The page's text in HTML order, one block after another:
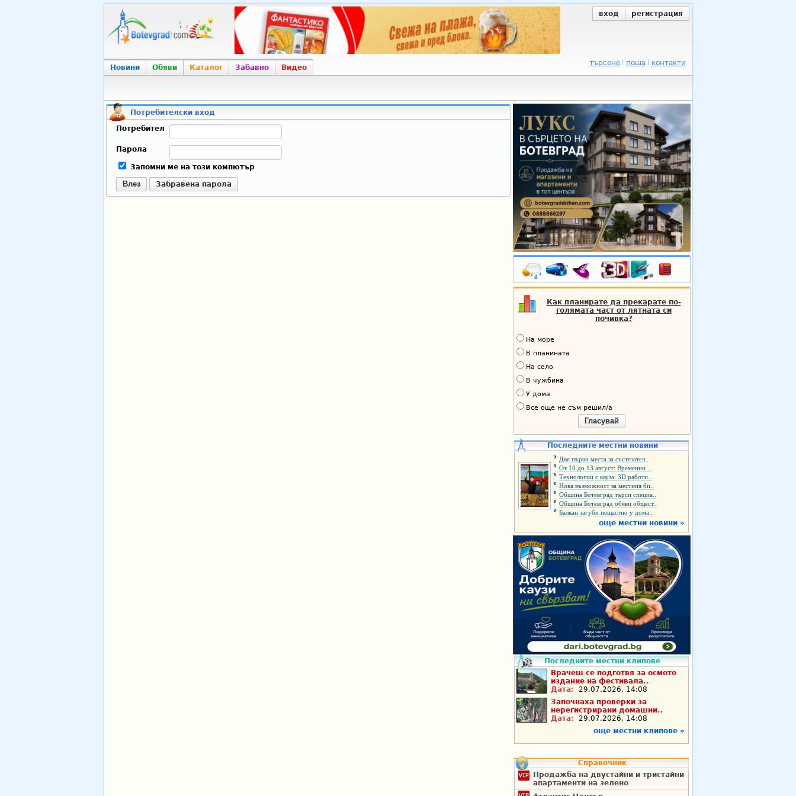
вход регистрация
Новини Обяви Каталог Забавно Видео
търсене поща контакти
Потребителски вход
Потребител
Парола
Запомни ме на този компютър
Влез Забравена парола
Как планирате да прекарате по-
голямата част от лятната си
почивка?
На море
В планината
На село
В чужбина
У дома
Все още не съм решил/а
Гласувай
Последните местни новини
Две първи места за състезател..
От 10 до 13 август: Временни ..
Технологии с кауза: 3D работи..
Нова възможност за местния би..
Община Ботевград търси специа..
Община Ботевград обяви общест..
Балкан загуби нещастно у дома..
още местни новини »
Последните местни клипове
Врачеш се подготвя за осмото
издание на фестивала..
Дата:
29.07.2026, 14:08
Започнаха проверки за
нерегистрирани домашни..
Дата:
29.07.2026, 14:08
още местни клипове »
Справочник
Продажба на двустайни и тристайни
апартаменти на зелено